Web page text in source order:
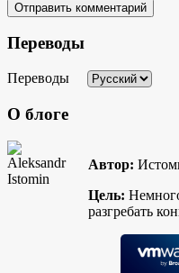
Переводы
Переводы
О блоге
Автор:
Цель:
разгребать